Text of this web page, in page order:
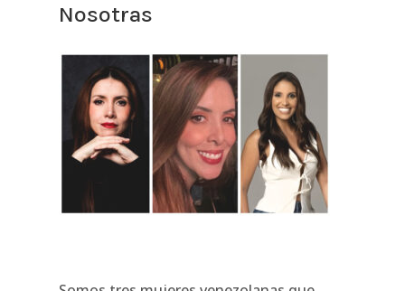
Nosotras